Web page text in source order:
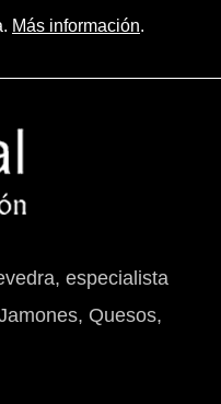
Más información.
especialista
Quesos,